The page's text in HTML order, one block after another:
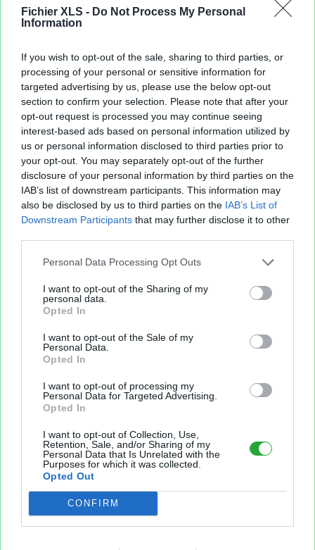
Fichier XLS - Do Not Process My Personal
Information
If you wish to opt-out of the sale, sharing to third parties, or
processing of your personal or sensitive information for
targeted advertising by us, please use the below opt-out
section to confirm your selection. Please note that after your
opt-out request is processed you may continue seeing
interest-based ads based on personal information utilized by
us or personal information disclosed to third parties prior to
your opt-out. You may separately opt-out of the further
disclosure of your personal information by third parties on the
IAB’s list of downstream participants. This information may
also be disclosed by us to third parties on the IAB’s List of
Downstream Participants that may further disclose it to other
Personal Data Processing Opt Outs
I want to opt-out of the Sharing of my
personal data.
Opted In
I want to opt-out of the Sale of my
Personal Data.
Opted In
I want to opt-out of processing my
Personal Data for Targeted Advertising.
Opted In
I want to opt-out of Collection, Use,
Retention, Sale, and/or Sharing of my
Personal Data that Is Unrelated with the
Purposes for which it was collected.
Opted Out
CONFIRM